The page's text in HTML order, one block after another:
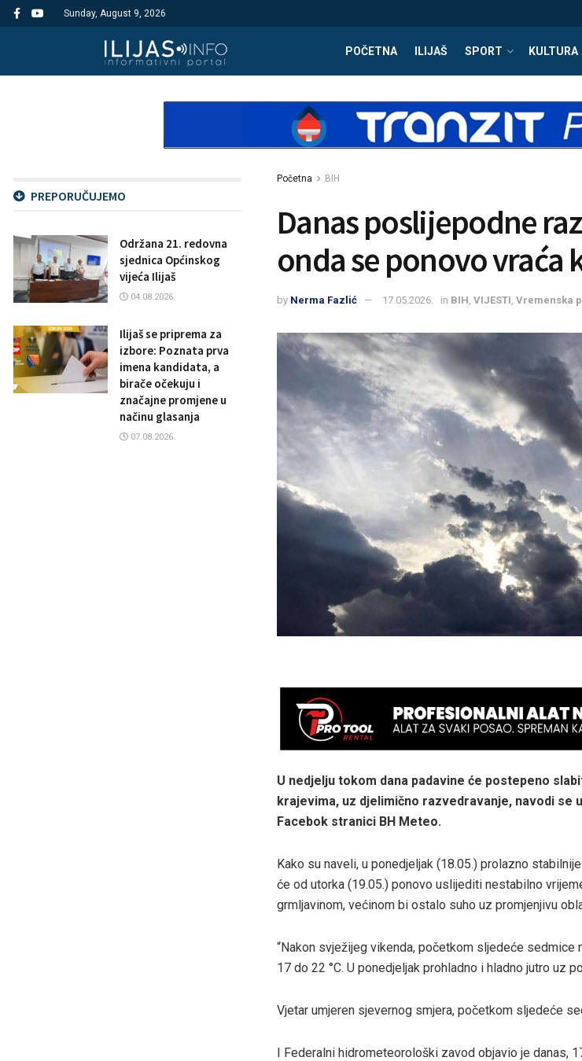
Sunday, August 9, 2026
POČETNA ILIJAŠ SPORT KULTURA
Početna BIH
Danas poslijepodne
onda se ponovo vraća
by Nerma Fazlić 17.05.2026. in BIH VIJESTI Vremenska
U nedjelju tokom dana padavine će postepeno
krajevima, uz djelimično razvedravanje, navodi se
Facebok stranici BH Meteo.
Kako su naveli, u ponedjeljak (18.05.) prolazno
će od utorka (19.05.) ponovo uslijediti nestabilno
grmljavinom, većinom bi ostalo suho uz promjenjivu
“Nakon svježijeg vikenda, početkom sljedeće sedmice
17 do 22 °C. U ponedjeljak prohladno i hladno jutro uz
Vjetar umjeren sjevernog smjera, početkom sljedeće
I Federalni hidrometeorološki zavod objavio je danas,
PREPORUČUJEMO
Održana 21. redovna
sjednica Općinskog
vijeća Ilijaš
04.08.2026.
Ilijaš se priprema za
izbore: Poznata prva
imena kandidata, a
birače očekuju i
značajne promjene u
načinu glasanja
07.08.2026.